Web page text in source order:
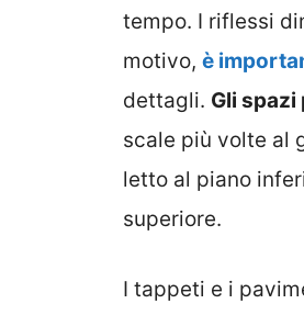
tempo. I riflessi
motivo, è
dettagli. Gli
scale più volte al
letto al piano
superiore.
I tappeti e i